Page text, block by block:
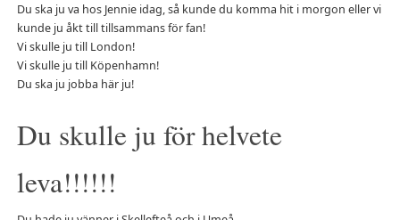
Du ska ju va hos Jennie idag, så kunde du komma hit i morgon eller vi
kunde ju åkt till tillsammans för fan!
Vi skulle ju till London!
Vi skulle ju till Köpenhamn!
Du ska ju jobba här ju!
Du skulle ju för helvete
leva!!!!!!